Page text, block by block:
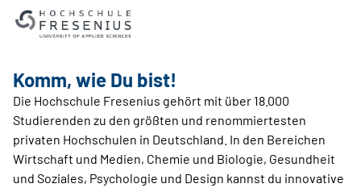
Komm, wie Du bist!
Die Hochschule Fresenius gehört mit über 18.000
Studierenden zu den größten und renommiertesten
privaten Hochschulen in Deutschland. In den Bereichen
Wirtschaft und Medien, Chemie und Biologie, Gesundheit
und Soziales, Psychologie und Design kannst du innovative